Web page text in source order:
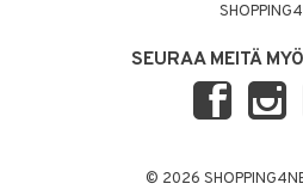
SEURAA MEITÄ
© 2026